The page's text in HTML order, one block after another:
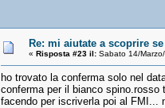
Re: mi aiutate a scoprire
« Risposta #23 il: Sabato 14/
ho trovato la conferma solo nel
conferma per il bianco
facendo per iscriverla poi al FMI...